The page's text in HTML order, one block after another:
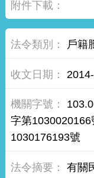
戶籍
字第
1030176193號
有關